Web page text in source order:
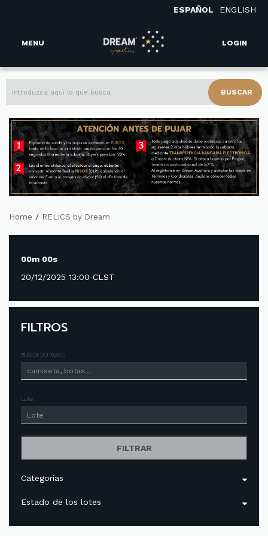
ESPAÑOL ENGLISH
MENU LOGIN
BUSCAR
Home / RELICS by Dream
00m 00s
20/12/2025 13:00 CLST
FILTROS
Buscar por texto
Lote
FILTRAR
Categorías
Estado de los lotes